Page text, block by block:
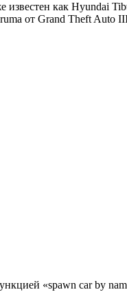
известен как Hyundai
от Grand Theft Auto
«spawn car by